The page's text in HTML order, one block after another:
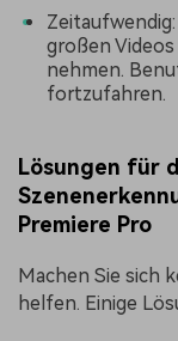
großen
nehmen.
fortzufahren.
Lösungen für
Premiere Pro
Machen Sie sich
helfen. Einige